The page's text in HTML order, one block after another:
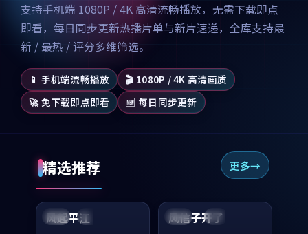
支持手机端 1080P / 4K 高清流畅播放，无需下载即点
即看，每日同步更新热播片单与新片速递，全库支持最
新 / 最热 / 评分多维筛选。
📱 手机端流畅播放
🎬 1080P / 4K 高清画质
🚀 免下载即点即看
🆕 每日同步更新
精选推荐 更多
美国 完结
99:07
风起平江 法国 4K
99:21
风信子开了